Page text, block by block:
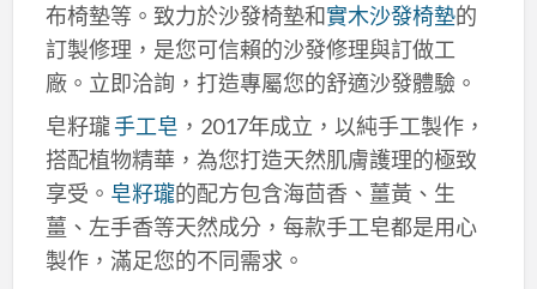
布椅墊等。致力於沙發椅墊和實木沙發椅墊的
訂製修理，是您可信賴的沙發修理與訂做工
廠。立即洽詢，打造專屬您的舒適沙發體驗。
皂籽瓏手工皂 ，2017年成立，以純手工製作，
搭配植物精華，為您打造天然肌膚護理的極致
享受。 皂籽瓏的配方包含海茴香、薑黃、生
薑、左手香等天然成分，每款手工皂都是用心
製作，滿足您的不同需求。